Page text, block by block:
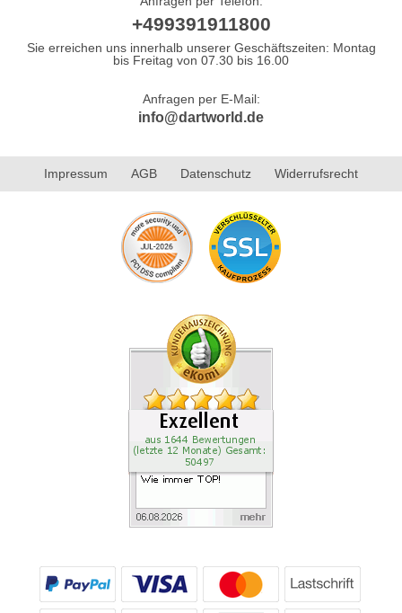
+499391911800
Sie erreichen uns innerhalb unserer Geschäftszeiten: Montag
bis Freitag von 07.30 bis 16.00
Anfragen per E-Mail:
info@dartworld.de
Impressum AGB Datenschutz Widerrufsrecht